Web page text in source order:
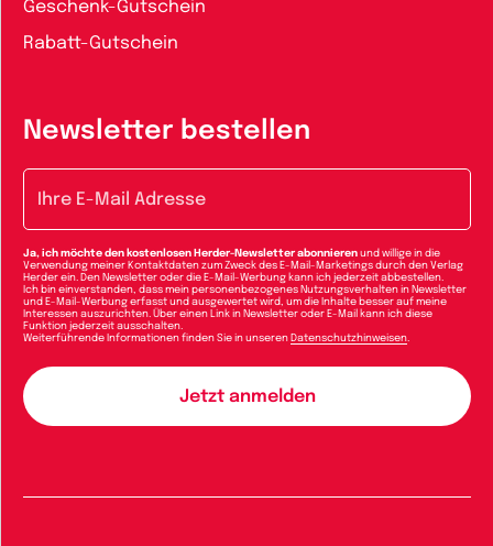
Geschenk-Gutschein
Rabatt-Gutschein
Newsletter bestellen
Ja, ich möchte den kostenlosen Herder-Newsletter abonnieren und willige in die
Verwendung meiner Kontaktdaten zum Zweck des E-Mail-Marketings durch den Verlag
Herder ein. Den Newsletter oder die E-Mail-Werbung kann ich jederzeit abbestellen.
Ich bin einverstanden, dass mein personenbezogenes Nutzungsverhalten in Newsletter
und E-Mail-Werbung erfasst und ausgewertet wird, um die Inhalte besser auf meine
Interessen auszurichten. Über einen Link in Newsletter oder E-Mail kann ich diese
Funktion jederzeit ausschalten.
Weiterführende Informationen finden Sie in unseren Datenschutzhinweisen.